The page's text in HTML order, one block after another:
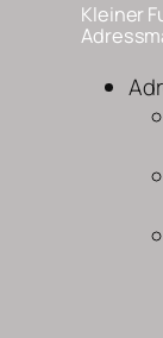
Kleiner